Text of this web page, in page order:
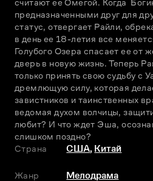
предназначенными друг для
статус, отвергает Райли,
в день ее 18-летия все
Голубого Озера спасает ее от
дверь в новую жизнь. Теперь
только принять свою судьбу с
дремлющую силу, которая
завистников и таинственных
ведомая духом волчицы,
любит? И что ждет Эша,
слишком поздно?
Страна
США, Китай
Жанр Мелодрама